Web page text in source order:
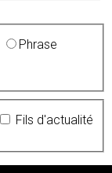
Phrase
Fils d'actualité